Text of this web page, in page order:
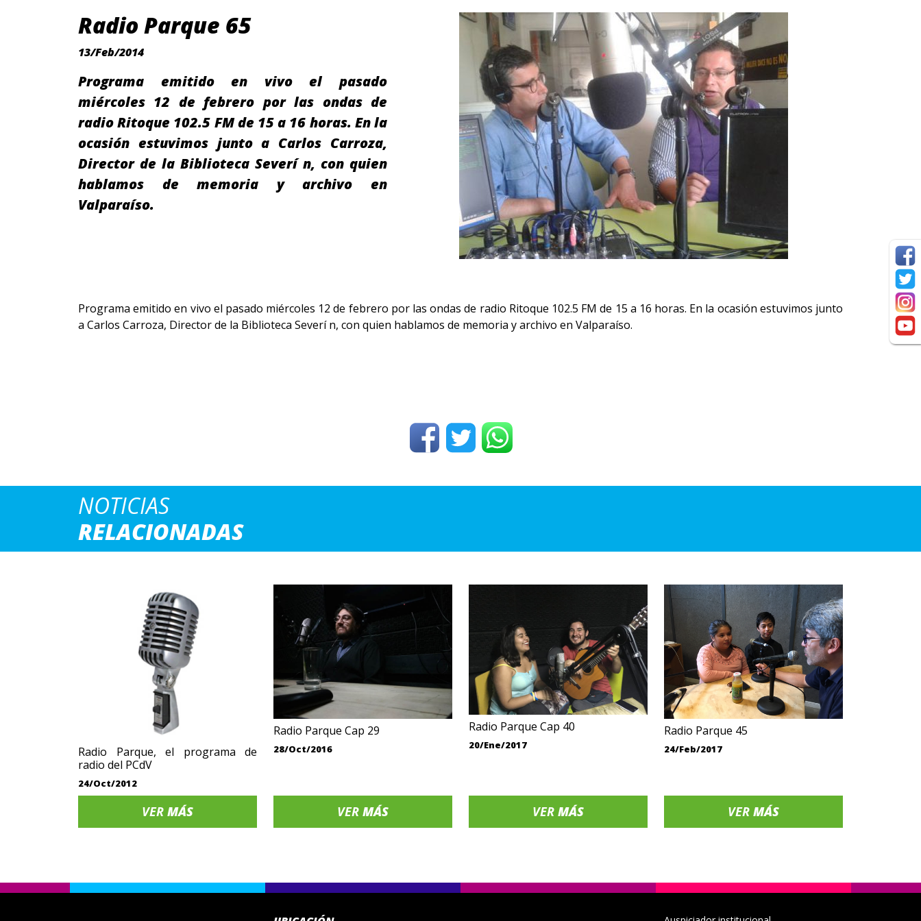
Radio Parque 65
13/Feb/2014
Programa emitido en vivo el pasado
miércoles 12 de febrero por las ondas de
radio Ritoque 102.5 FM de 15 a 16 horas. En la
ocasión estuvimos junto a Carlos Carroza,
Director de la Biblioteca Severí n, con quien
hablamos de memoria y archivo en
Valparaíso.
Programa emitido en vivo el pasado miércoles 12 de febrero por las ondas de radio Ritoque 102.5 FM de 15 a 16 horas. En la ocasión estuvimos junto
a Carlos Carroza, Director de la Biblioteca Severí n, con quien hablamos de memoria y archivo en Valparaíso.
NOTICIAS
RELACIONADAS
Radio Parque, el programa de
radio del PCdV
24/Oct/2012
VER MÁS
Radio Parque Cap 29
28/Oct/2016
VER MÁS
Radio Parque Cap 40
20/Ene/2017
VER MÁS
Radio Parque 45
24/Feb/2017
VER MÁS